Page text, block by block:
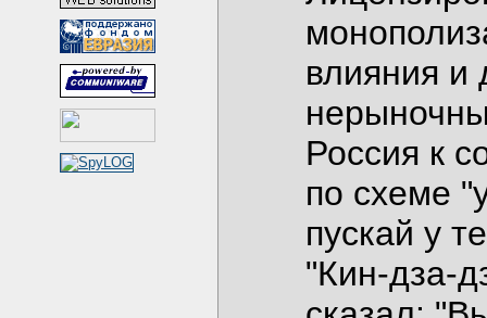
влияния и
Россия к
по схеме
пускай у
"Кин-дза-